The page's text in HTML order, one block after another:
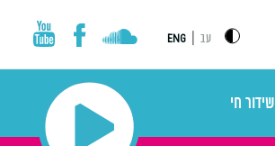
עב ENG
שידור חי